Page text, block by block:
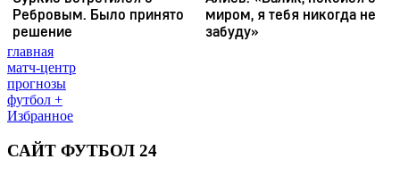
главная
матч-центр
прогнозы
футбол +
Избранное
САЙТ ФУТБОЛ 24